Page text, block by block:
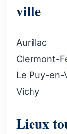
ville
Aurillac
Clermont-
Le Puy-en-
Vichy
Lieux